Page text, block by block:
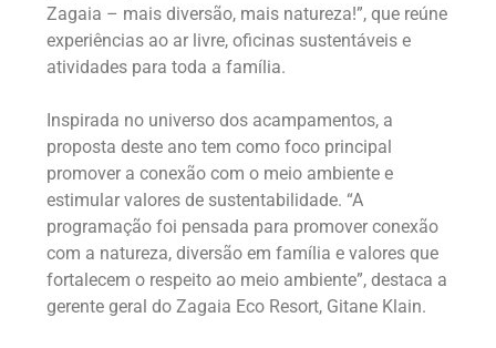
Zagaia – mais diversão, mais natureza!”, que reúne
experiências ao ar livre, oficinas sustentáveis e
atividades para toda a família.
Inspirada no universo dos acampamentos, a
proposta deste ano tem como foco principal
promover a conexão com o meio ambiente e
estimular valores de sustentabilidade. “A
programação foi pensada para promover conexão
com a natureza, diversão em família e valores que
fortalecem o respeito ao meio ambiente”, destaca a
gerente geral do Zagaia Eco Resort, Gitane Klain.